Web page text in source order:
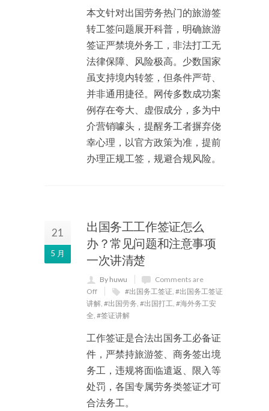
本文针对出国劳务热门的旅游签
转工签问题展开科普，明确旅游
签证严禁境外务工，非法打工无
法律保障、风险极高。少数国家
虽支持境内转签，但条件严苛、
并非通用捷径。网传多数成功案
例存在夸大、虚假成分，多为中
介营销噱头，提醒务工者摒弃侥
幸心理，以官方政策为准，提前
办理正规工签，规避合规风险。
21
5 月
出国务工工作签证怎么
办？常见问题和注意事项
一次讲清楚
By huwu
Comments are
Off
#出国务工签证, #出国务工签证
讲解, #出国劳务, #出国打工, #海外务工安
全, #签证讲解
工作签证是合法出国务工必备证
件，严禁持旅游签、商务签出境
务工，违规将面临遣返、限入等
处罚，各国专属劳务类签证才可
合法务工。